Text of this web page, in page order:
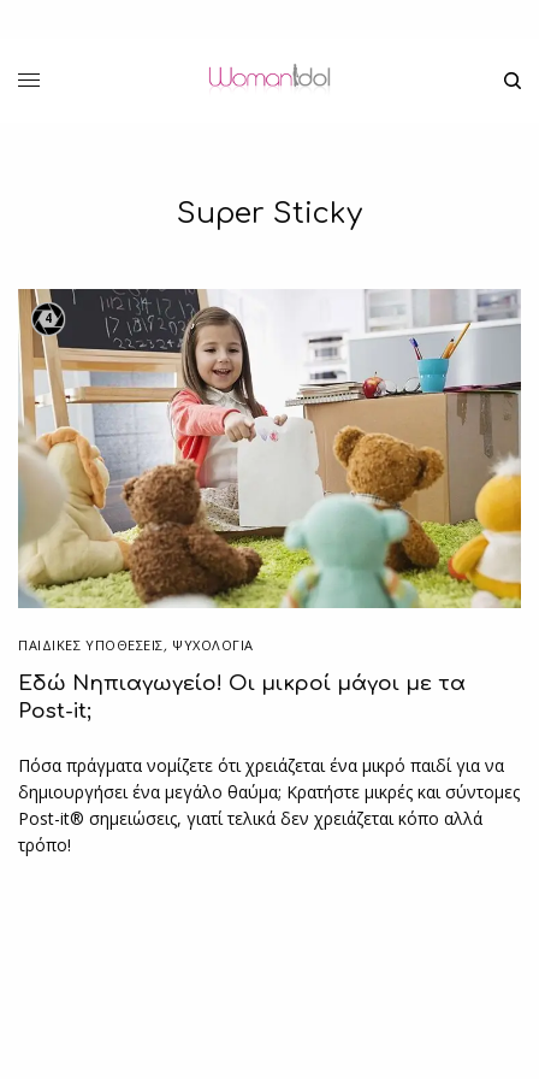
Super Sticky
4
ΠΑΙΔΙΚΈΣ ΥΠΟΘΈΣΕΙΣ, ΨΥΧΟΛΟΓΙΑ
Εδώ Νηπιαγωγείο! Οι μικροί μάγοι με τα
Post-it;
Πόσα πράγματα νομίζετε ότι χρειάζεται ένα μικρό παιδί για να
δημιουργήσει ένα μεγάλο θαύμα; Κρατήστε μικρές και σύντομες
Post-it® σημειώσεις, γιατί τελικά δεν χρειάζεται κόπο αλλά
τρόπο!